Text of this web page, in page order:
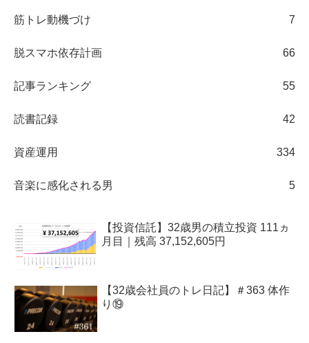
筋トレ動機づけ 7
脱スマホ依存計画 66
記事ランキング 55
読書記録 42
資産運用 334
音楽に感化される男 5
【投資信託】32歳男の積立投資 111ヵ
月目｜残高 37,152,605円
【32歳会社員のトレ日記】＃363 体作
り⑲